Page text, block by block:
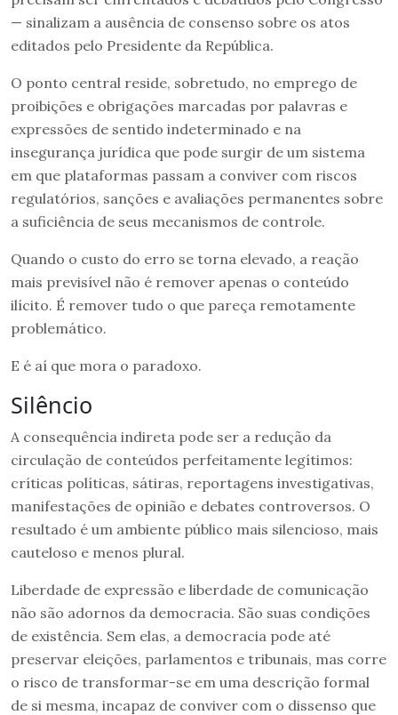
— sinalizam a ausência de consenso sobre os atos
editados pelo Presidente da República.
O ponto central reside, sobretudo, no emprego de
proibições e obrigações marcadas por palavras e
expressões de sentido indeterminado e na
insegurança jurídica que pode surgir de um sistema
em que plataformas passam a conviver com riscos
regulatórios, sanções e avaliações permanentes sobre
a suficiência de seus mecanismos de controle.
Quando o custo do erro se torna elevado, a reação
mais previsível não é remover apenas o conteúdo
ilícito. É remover tudo o que pareça remotamente
problemático.
E é aí que mora o paradoxo.
Silêncio
A consequência indireta pode ser a redução da
circulação de conteúdos perfeitamente legítimos:
críticas políticas, sátiras, reportagens investigativas,
manifestações de opinião e debates controversos. O
resultado é um ambiente público mais silencioso, mais
cauteloso e menos plural.
Liberdade de expressão e liberdade de comunicação
não são adornos da democracia. São suas condições
de existência. Sem elas, a democracia pode até
preservar eleições, parlamentos e tribunais, mas corre
o risco de transformar-se em uma descrição formal
de si mesma, incapaz de conviver com o dissenso que